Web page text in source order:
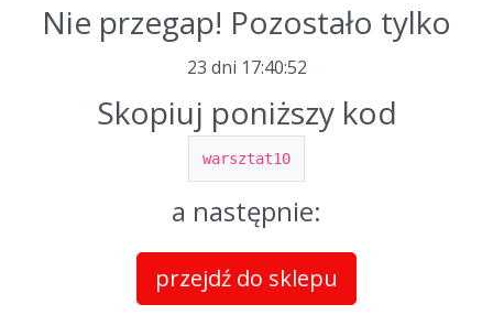
Nie przegap! Pozostało tylko
23 dni 17:40:52
Skopiuj poniższy kod
warsztat10
a następnie:
przejdź do sklepu